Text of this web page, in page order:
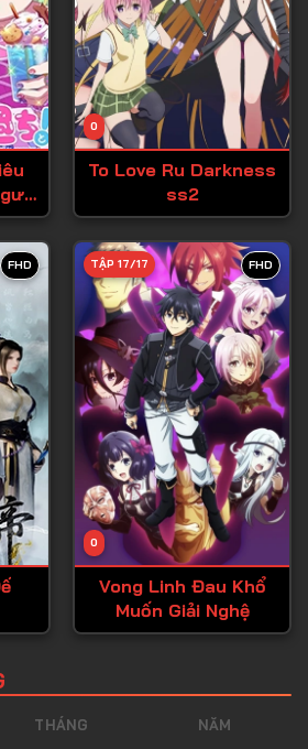
Tập 33
Tập 34
Tập 35
Tập 36
Tập 39
Tập 40
Tập 41
Tập 42
Tập 43
Tập 45
Tập 46
Tập 47
Tập 49
0
To Love Ru Darkness
ss2
FHD FHD
0
TẬP 17/17
Vong Linh Đau Khổ
Muốn Giải Nghệ
THÁNG NĂM